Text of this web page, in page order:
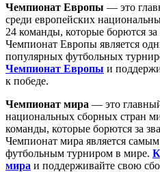
Чемпионат Европы — это
среди европейских
24 команды, которые борются
Чемпионат Европы является
популярных футбольных
Чемпионат Европы и
к победе.
Чемпионат мира — это
национальных сборных стран
команды, которые борются за
Чемпионат мира является
футбольным турниром в мире.
мира и поддерживайте свою